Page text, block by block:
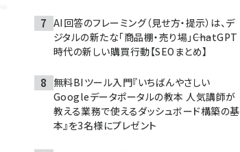
AI回答のフレーミング（見せ方・提示）は、デ
ジタルの新たな「商品棚・売り場」――ChatGPT
時代の新しい購買行動【SEOまとめ】
無料BIツール入門『いちばんやさしい
Googleデータポータルの教本 人気講師が
教える業務で使えるダッシュボード構築の基
本』を3名様にプレゼント